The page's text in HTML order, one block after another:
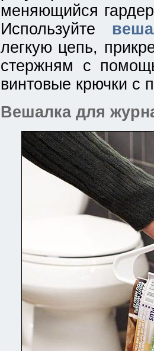
меняющийся
Используйте
легкую цепь,
стержням с
винтовые крючки с
Вешалка для